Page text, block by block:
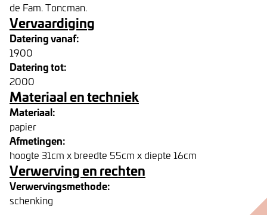
de Fam. Toncman.
Vervaardiging
Datering vanaf:
1900
Datering tot:
2000
Materiaal en techniek
Materiaal:
papier
Afmetingen:
hoogte 31cm x breedte 55cm x diepte 16cm
Verwerving en rechten
Verwervingsmethode:
schenking